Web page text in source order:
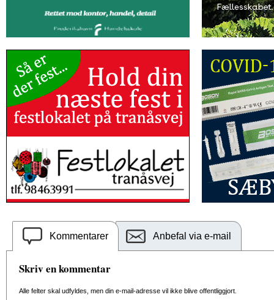
Kommentarer Anbefal via e-mail
Skriv en kommentar
Alle felter skal udfyldes, men din e-mail-adresse vil ikke blive offentliggjort.